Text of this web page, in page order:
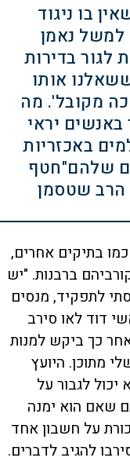
בו ניגוד
למשל נאמן
לגור בדירות
אותו
מקובל'. מה
יראי
באכזריות
שלהם"חטף
הרב שטסמן
בתיקים אחרים,
ברבנות. "יש
לתפקיד, מנסים
דוד לאו סירב
כך ביקש למנות
מתוכן. היועץ
לגבור על
שאם הוא ימנה
על חשבון אחד
להגיב לדברים.